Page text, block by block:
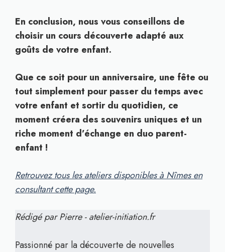
En conclusion, nous vous conseillons de
choisir un cours découverte adapté aux
goûts de votre enfant.
Que ce soit pour un anniversaire, une fête ou
tout simplement pour passer du temps avec
votre enfant et sortir du quotidien, ce
moment créera des souvenirs uniques et un
riche moment d’échange en duo parent-
enfant !
Retrouvez tous les ateliers disponibles à Nîmes en
consultant cette page.
Rédigé par Pierre - atelier-initiation.fr
Passionné par la découverte de nouvelles